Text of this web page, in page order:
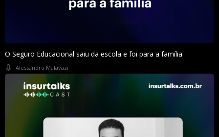
O Seguro Educacional saiu da escola e foi para a família
Alessandro Malavazi